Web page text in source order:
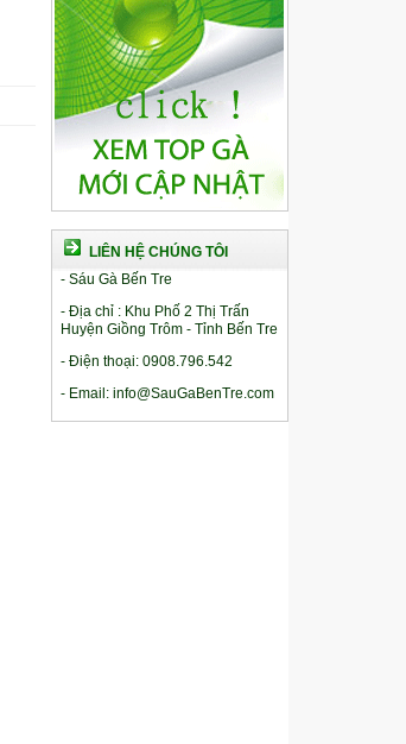
LIÊN HỆ CHÚNG TÔI
- Sáu Gà Bến Tre
- Địa chỉ : Khu Phố 2 Thị Trấn
Huyện Giồng Trôm - Tỉnh Bến Tre
- Điện thoại: 0908.796.542
- Email: info@SauGaBenTre.com